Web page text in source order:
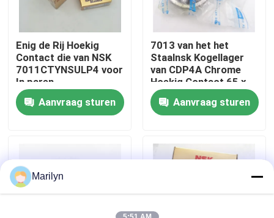
Contacteer ons
Nieuws
Spits Rollager
Enig de Rij Hoekig
Contact die van NSK
7011CTYNSULP4 voor
In paren
gerangschikte
Aangepaste Machine
dragen
Aanvraag sturen
7013 van het het
Staalnsk Kogellager
van CDP4A Chrome
Hoekig Contact 65 x
100 x 18mm
Aanvraag sturen
Marilyn